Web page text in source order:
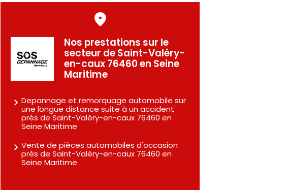
Nos prestations sur le
secteur de Saint-Valéry-
en-caux 76460 en Seine
Maritime
Depannage et remorquage automobile sur
une longue distance suite à un accident
près de Saint-Valéry-en-caux 76460 en
Seine Maritime
Vente de pièces automobiles d'occasion
près de Saint-Valéry-en-caux 76460 en
Seine Maritime